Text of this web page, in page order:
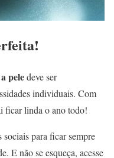
peledeve ser
individuais. Com
ficar linda o ano todo!
sociais para ficar sempre
E não se esqueça, acesse